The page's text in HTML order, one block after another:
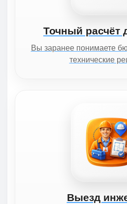
Точный расчёт
Вы заранее понимаете
технические
Выезд